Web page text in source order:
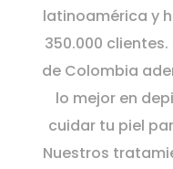
latinoamérica y
350.000 clientes.
de Colombia
lo mejor en
cuidar tu piel
Nuestros